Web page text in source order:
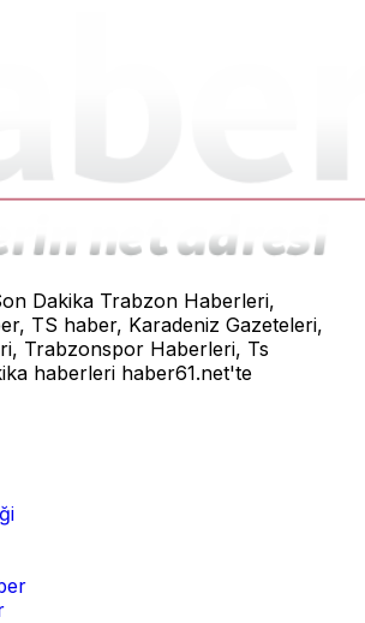
Dakika Trabzon Haberleri,
TS haber, Karadeniz Gazeteleri,
Trabzonspor Haberleri, Ts
haberleri haber61.net'te